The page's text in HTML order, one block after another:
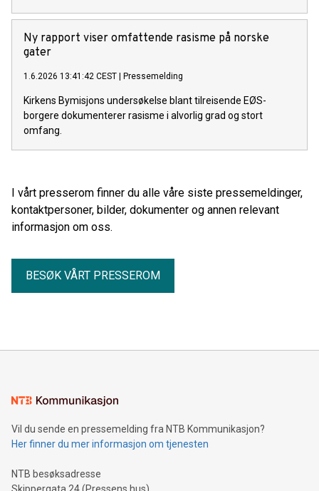
Ny rapport viser omfattende rasisme på norske
gater
1.6.2026 13:41:42 CEST Pressemelding
Kirkens Bymisjons undersøkelse blant tilreisende EØS-
borgere dokumenterer rasisme i alvorlig grad og stort
omfang.
I vårt presserom finner du alle våre siste pressemeldinger,
kontaktpersoner, bilder, dokumenter og annen relevant
informasjon om oss.
BESØK VÅRT PRESSEROM
Vil du sende en pressemelding fra NTB Kommunikasjon?
Her finner du mer informasjon om tjenesten
NTB besøksadresse